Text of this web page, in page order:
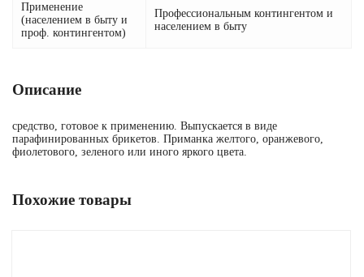
Применение
(населением в быту и
проф. контингентом)
Профессиональным контингентом и
населением в быту
Описание
средство, готовое к применению. Выпускается в виде
парафинированных брикетов. Приманка желтого, оранжевого,
фиолетового, зеленого или иного яркого цвета.
Похожие товары